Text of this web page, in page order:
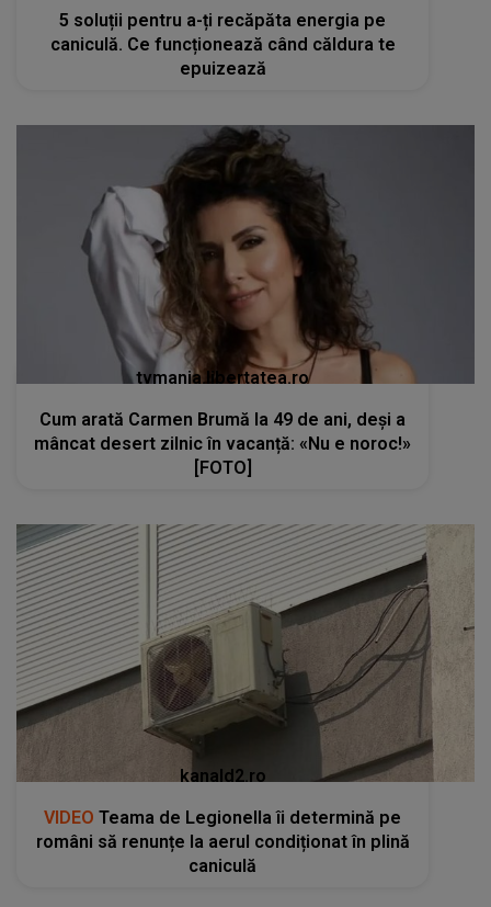
5 soluții pentru a-ți recăpăta energia pe
caniculă. Ce funcționează când căldura te
epuizează
tvmania.libertatea.ro
Cum arată Carmen Brumă la 49 de ani, deși a
mâncat desert zilnic în vacanță: «Nu e noroc!»
[FOTO]
kanald2.ro
VIDEO Teama de Legionella îi determină pe
români să renunțe la aerul condiționat în plină
caniculă